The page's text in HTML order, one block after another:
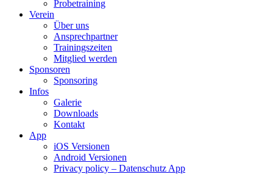
Probetraining
Verein
Über uns
Ansprechpartner
Trainingszeiten
Mitglied werden
Sponsoren
Sponsoring
Infos
Galerie
Downloads
Kontakt
App
iOS Versionen
Android Versionen
Privacy policy – Datenschutz App